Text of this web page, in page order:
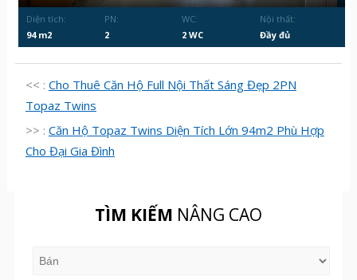
Diện tích:
94 m2
PN:
2
WC:
2 WC
Nội thất:
Đầy đủ
<< : Cho Thuê Căn Hộ Full Nội Thất Sáng Đẹp 2PN
Topaz Twins
>> : Căn Hộ Topaz Twins Diện Tích Lớn 94m2 Phù Hợp
Cho Đại Gia Đình
TÌM KIẾM NÂNG CAO